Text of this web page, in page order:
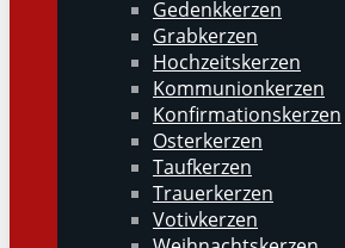
Gedenkkerzen
Grabkerzen
Hochzeitskerzen
Kommunionkerzen
Konfirmationskerzen
Osterkerzen
Taufkerzen
Trauerkerzen
Votivkerzen